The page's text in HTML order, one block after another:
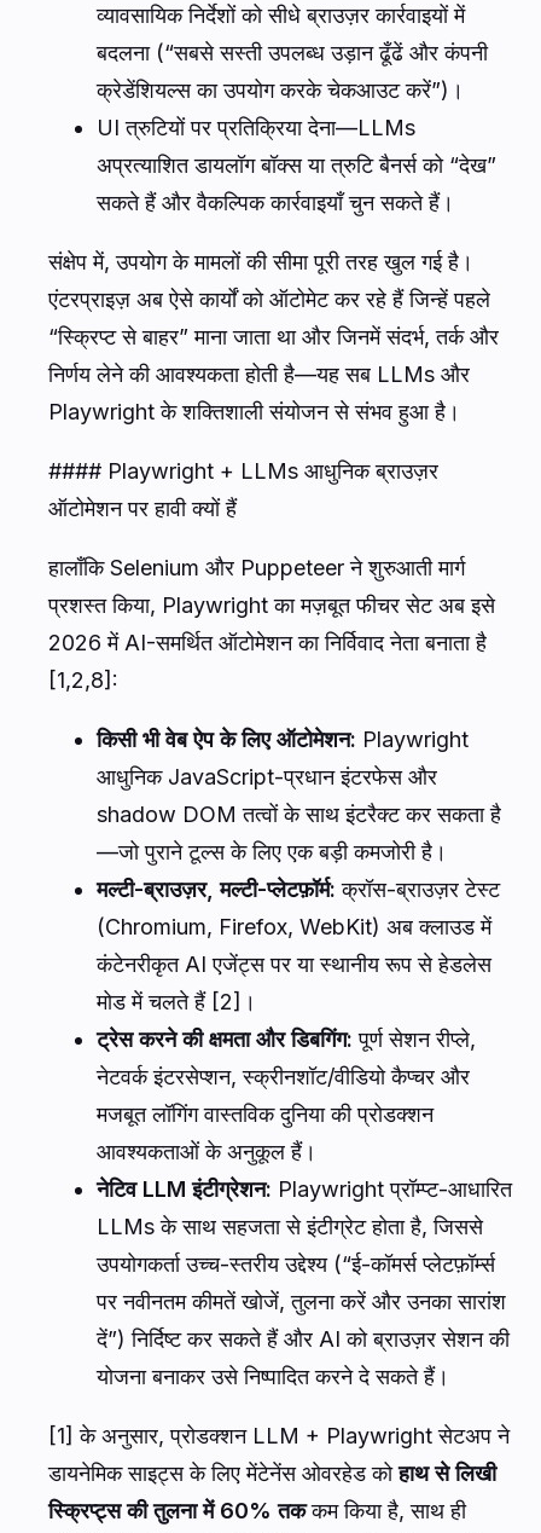
व्यावसायिक निर्देशों को सीधे ब्राउज़र कार्रवाइयों में
बदलना (“सबसे सस्ती उपलब्ध उड़ान ढूँढें और कंपनी
क्रेडेंशियल्स का उपयोग करके चेकआउट करें”)।
UI त्रुटियों पर प्रतिक्रिया देना—LLMs
अप्रत्याशित डायलॉग बॉक्स या त्रुटि बैनर्स को “देख”
सकते हैं और वैकल्पिक कार्रवाइयाँ चुन सकते हैं।
संक्षेप में, उपयोग के मामलों की सीमा पूरी तरह खुल गई है।
एंटरप्राइज़ अब ऐसे कार्यों को ऑटोमेट कर रहे हैं जिन्हें पहले
“स्क्रिप्ट से बाहर” माना जाता था और जिनमें संदर्भ, तर्क और
निर्णय लेने की आवश्यकता होती है—यह सब LLMs और
Playwright के शक्तिशाली संयोजन से संभव हुआ है।
#### Playwright + LLMs आधुनिक ब्राउज़र
ऑटोमेशन पर हावी क्यों हैं
हालाँकि Selenium और Puppeteer ने शुरुआती मार्ग
प्रशस्त किया, Playwright का मज़बूत फीचर सेट अब इसे
2026 में AI-समर्थित ऑटोमेशन का निर्विवाद नेता बनाता है
[1,2,8]:
किसी भी वेब ऐप के लिए ऑटोमेशन: Playwright
आधुनिक JavaScript-प्रधान इंटरफेस और
shadow DOM तत्वों के साथ इंटरैक्ट कर सकता है
—जो पुराने टूल्स के लिए एक बड़ी कमजोरी है।
मल्टी-ब्राउज़र, मल्टी-प्लेटफ़ॉर्म: क्रॉस-ब्राउज़र टेस्ट
(Chromium, Firefox, WebKit) अब क्लाउड में
कंटेनरीकृत AI एजेंट्स पर या स्थानीय रूप से हेडलेस
मोड में चलते हैं [2]।
ट्रेस करने की क्षमता और डिबगिंग: पूर्ण सेशन रीप्ले,
नेटवर्क इंटरसेप्शन, स्क्रीनशॉट/वीडियो कैप्चर और
मजबूत लॉगिंग वास्तविक दुनिया की प्रोडक्शन
आवश्यकताओं के अनुकूल हैं।
नेटिव LLM इंटीग्रेशन: Playwright प्रॉम्प्ट-आधारित
LLMs के साथ सहजता से इंटीग्रेट होता है, जिससे
उपयोगकर्ता उच्च-स्तरीय उद्देश्य (“ई-कॉमर्स प्लेटफ़ॉर्म्स
पर नवीनतम कीमतें खोजें, तुलना करें और उनका सारांश
दें”) निर्दिष्ट कर सकते हैं और AI को ब्राउज़र सेशन की
योजना बनाकर उसे निष्पादित करने दे सकते हैं।
[1] के अनुसार, प्रोडक्शन LLM + Playwright सेटअप ने
डायनेमिक साइट्स के लिए मेंटेनेंस ओवरहेड कोहाथ से लिखी
स्क्रिप्ट्स की तुलना में 60% तककम किया है, साथ ही